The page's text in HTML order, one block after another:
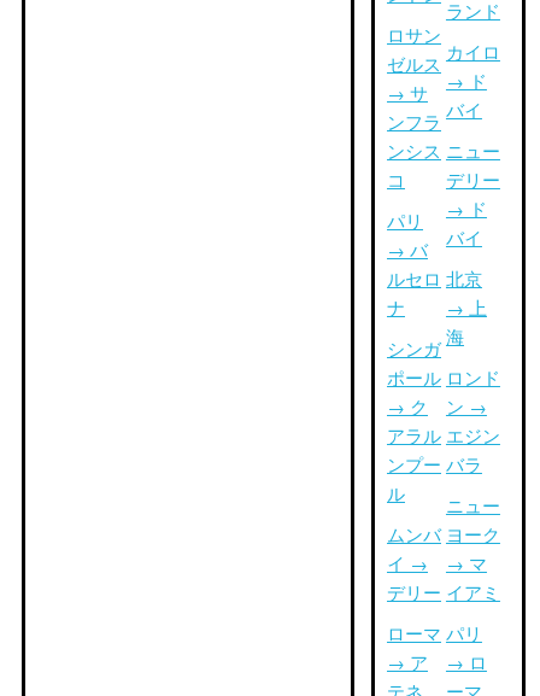
ロサン
ゼルス
→ サ
ンフラ
ンシス
コ
パリ
→ バ
ルセロ
ナ
シンガ
ポール
→ ク
アラル
ンプー
ル
ムンバ
イ →
デリー
ローマ
→ ア
テネ
ランド
カイロ
→ ド
バイ
ニュー
デリー
→ ド
バイ
北京
→ 上
海
ロンド
ン →
エジン
バラ
ニュー
ヨーク
→ マ
イアミ
パリ
→ ロ
ーマ